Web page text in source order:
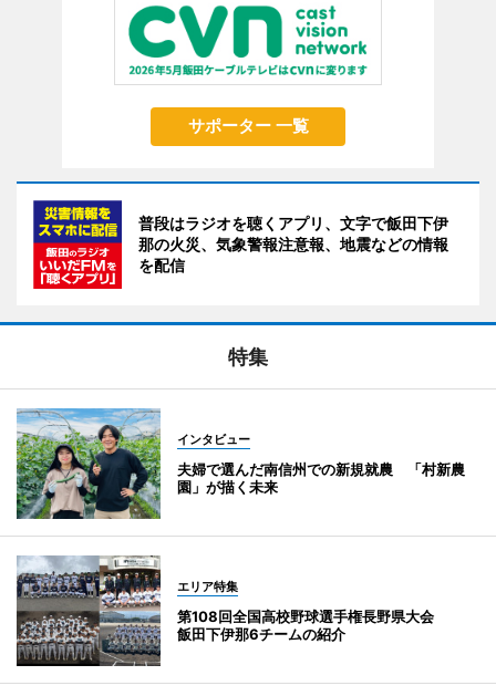
サポーター 一覧
普段はラジオを聴くアプリ、文字で飯田下伊
那の火災、気象警報注意報、地震などの情報
を配信
特集
インタビュー
夫婦で選んだ南信州での新規就農 「村新農
園」が描く未来
エリア特集
第108回全国高校野球選手権長野県大会
飯田下伊那6チームの紹介